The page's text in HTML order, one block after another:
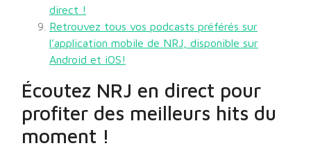
direct !
Retrouvez tous vos podcasts préférés sur
l’application mobile de NRJ, disponible sur
Android et iOS!
Écoutez NRJ en direct pour
profiter des meilleurs hits du
moment !